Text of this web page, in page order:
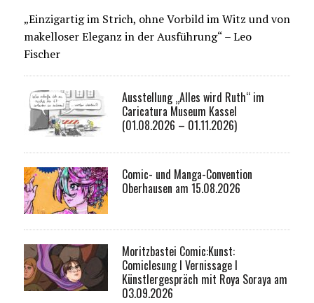
„Einzigartig im Strich, ohne Vorbild im Witz und von
makelloser Eleganz in der Ausführung“ – Leo
Fischer
Ausstellung „Alles wird Ruth“ im
Caricatura Museum Kassel
(01.08.2026 – 01.11.2026)
Comic- und Manga-Convention
Oberhausen am 15.08.2026
Moritzbastei Comic:Kunst:
Comiclesung I Vernissage I
Künstlergespräch mit Roya Soraya am
03.09.2026